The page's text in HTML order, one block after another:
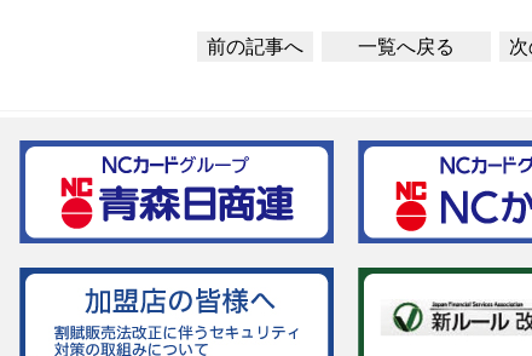
前の記事へ 一覧へ戻る